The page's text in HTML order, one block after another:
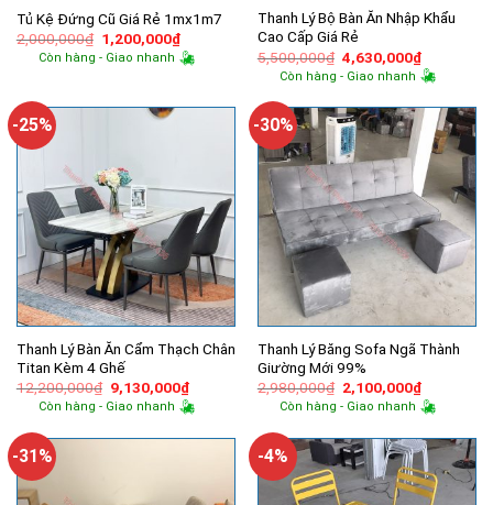
Tủ Kệ Đứng Cũ Giá Rẻ 1mx1m7
2,000,000₫ Giá
gốc
là:
1,200,000₫Giá
hiện
tại
Còn hàng - Giao nhanh
Thanh Lý Bộ Bàn Ăn Nhập Khẩu
Cao Cấp Giá Rẻ
5,500,000₫ Giá
gốc
là:
4,630,000₫Giá
hiện
tại
Còn hàng - Giao nhanh
-25%
Thanh Lý Bàn Ăn Cẩm Thạch Chân
Titan Kèm 4 Ghế
12,200,000₫ Giá
gốc
là:
9,130,000₫Giá
hiện
tại
9,130,000₫.
Còn hàng - Giao nhanh
-30%
Thanh Lý Băng Sofa Ngã Thành
Giường Mới 99%
2,980,000₫ Giá
gốc
là:
2,100,000₫Giá
hiện
tại
Còn hàng - Giao nhanh
-31% -4%